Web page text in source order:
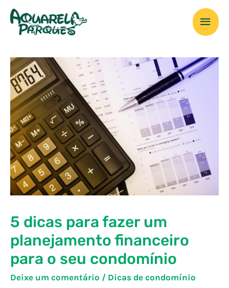
para
conteúdo
5 dicas para fazer um
planejamento financeiro
para o seu condomínio
Deixe um comentário / Dicas de condomínio